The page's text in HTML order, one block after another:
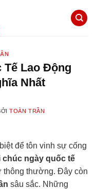
Tế Lao Động
Nhất
TOÀN TRẦN
để tôn vinh sự cống
chúc ngày quốc tế
thông thường. Đây còn
sâu sắc. Những